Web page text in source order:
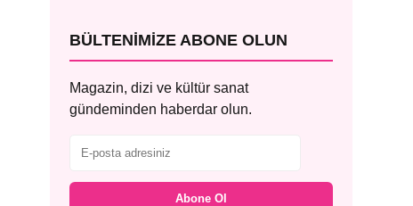
BÜLTENIMIZE ABONE OLUN
Magazin, dizi ve kültür sanat
gündeminden haberdar olun.
Abone Ol